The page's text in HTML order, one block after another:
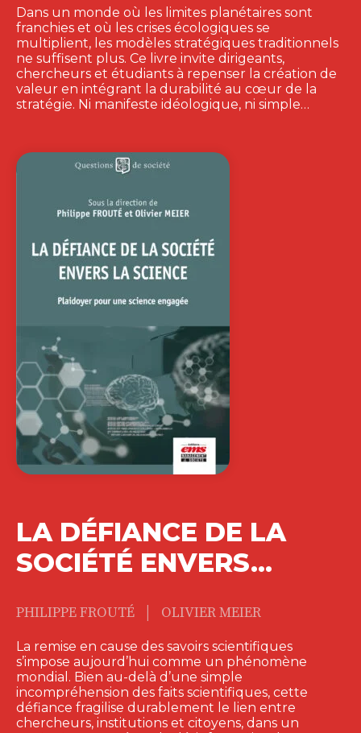
Dans un monde où les limites planétaires sont
franchies et où les crises écologiques se
multiplient, les modèles stratégiques traditionnels
ne suffisent plus. Ce livre invite dirigeants,
chercheurs et étudiants à repenser la création de
valeur en intégrant la durabilité au cœur de la
stratégie. Ni manifeste idéologique, ni simple…
LA DÉFIANCE DE LA
SOCIÉTÉ ENVERS…
PHILIPPE FROUTÉ OLIVIER MEIER
La remise en cause des savoirs scientifiques
s’impose aujourd’hui comme un phénomène
mondial. Bien au-delà d’une simple
incompréhension des faits scientifiques, cette
défiance fragilise durablement le lien entre
chercheurs, institutions et citoyens, dans un